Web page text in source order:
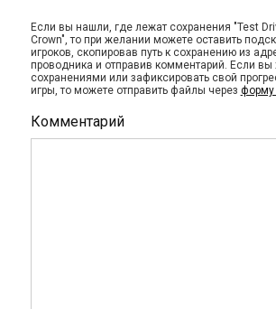
Если вы нашли, где лежат сохранения "Test
Crown", то при желании можете оставить
игроков, скопировав путь к сохранению из
проводника и отправив комментарий. Если вы
сохранениями или зафиксировать свой
игры, то можете отправить файлы через форму
Комментарий